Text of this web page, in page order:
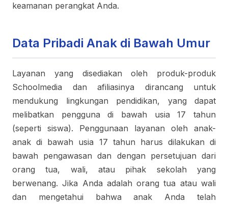
keamanan perangkat Anda.
Data Pribadi Anak di Bawah Umur
Layanan yang disediakan oleh produk-produk
Schoolmedia dan afiliasinya dirancang untuk
mendukung lingkungan pendidikan, yang dapat
melibatkan pengguna di bawah usia 17 tahun
(seperti siswa). Penggunaan layanan oleh anak-
anak di bawah usia 17 tahun harus dilakukan di
bawah pengawasan dan dengan persetujuan dari
orang tua, wali, atau pihak sekolah yang
berwenang. Jika Anda adalah orang tua atau wali
dan mengetahui bahwa anak Anda telah